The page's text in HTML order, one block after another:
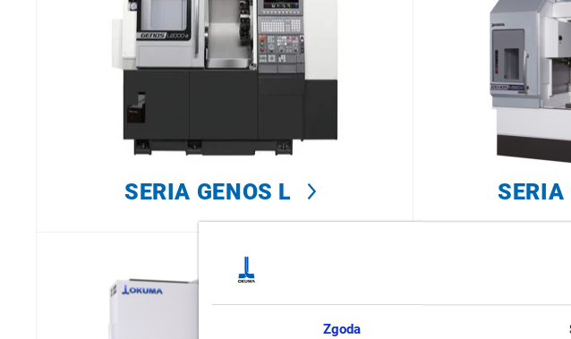
Zgoda
SERIA GENOS L SERIA